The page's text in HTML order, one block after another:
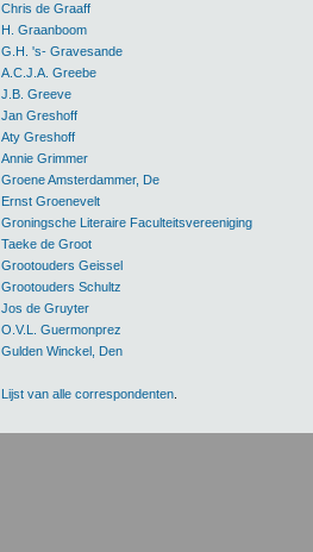
Chris de Graaff
H. Graanboom
G.H. 's- Gravesande
A.C.J.A. Greebe
J.B. Greeve
Jan Greshoff
Aty Greshoff
Annie Grimmer
Groene Amsterdammer, De
Ernst Groenevelt
Groningsche Literaire Faculteitsvereeniging
Taeke de Groot
Grootouders Geissel
Grootouders Schultz
Jos de Gruyter
O.V.L. Guermonprez
Gulden Winckel, Den
Lijst van alle correspondenten